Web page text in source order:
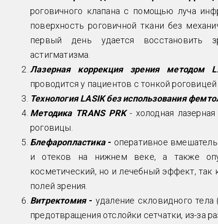
роговичного клапана с помощью луча
поверхность роговичной ткани без
первый день удается восстановить
астигматизма.
Лазерная коррекция зрения методом
проводится у пациентов с тонкой
Технология LASIK без использования
Методика TRANS PRK- холодная
роговицы.
Блефаропластика - оперативное
и отеков на нижнем веке, а также
косметический, но и лечебный эффект, так
полей зрения.
Витректомия - удаление скловидного тела
предотвращения отслойки сетчатки, из-за